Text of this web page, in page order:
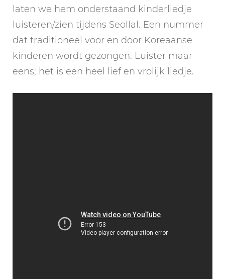
laten we hem onderstaand kinderliedje
luisteren/zien tijdens Seollal. Een nummer
dat traditioneel voor en door Koreaanse
kinderen wordt gezongen. Luister maar
eens; het is een heel lief en vrolijk liedje.